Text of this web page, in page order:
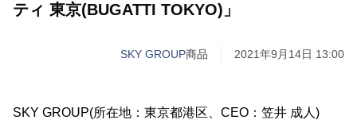
ティ 東京(BUGATTI TOKYO)」
SKY GROUP商品 2021年9月14日 13:00
SKY GROUP(所在地：東京都港区、CEO：笠井 成人)